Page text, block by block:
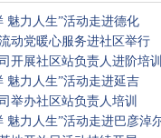
魅力人生”活动走进德化
动党暖心服务进社区举行
开展社区站负责人进阶培训
魅力人生”活动走进延吉
举办社区站负责人培训
魅力人生”活动走进巴彦淖